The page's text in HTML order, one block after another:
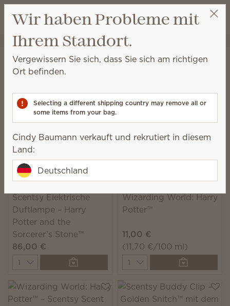
Wunschliste
Warenkorb
Cindy Baumann Party auswählen
Harry Potter™
Kollektion Harry Potter™
Potter™ und Hogwarts™ inspiriert sind.
5 Ergebnisse
Filter Relevanz
Scentsy Elektrische
Duftlampe – Harry
Potter and the
Sorcerer’s Stone™
86,00 €
Quantity
Scentsy Bar –
Wizarding World: Harry
Potter™
11,00 €
(11,70 €/100 ml)
Quantity
Wir haben Probleme mit
Ihrem Standort.
Vergewissern Sie sich, dass Sie sich am richtigen
Ort befinden.
Selecting a different shipping country may remove all or
some items from your bag.
Cindy Baumann verkauft und rekrutiert in diesem
Land:
Deutschland